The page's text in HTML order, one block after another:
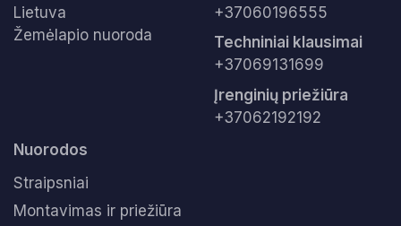
Lietuva
Žemėlapio nuoroda
+37060196555
Techniniai klausimai
+37069131699
Įrenginių priežiūra
+37062192192
Nuorodos
Straipsniai
Montavimas ir priežiūra